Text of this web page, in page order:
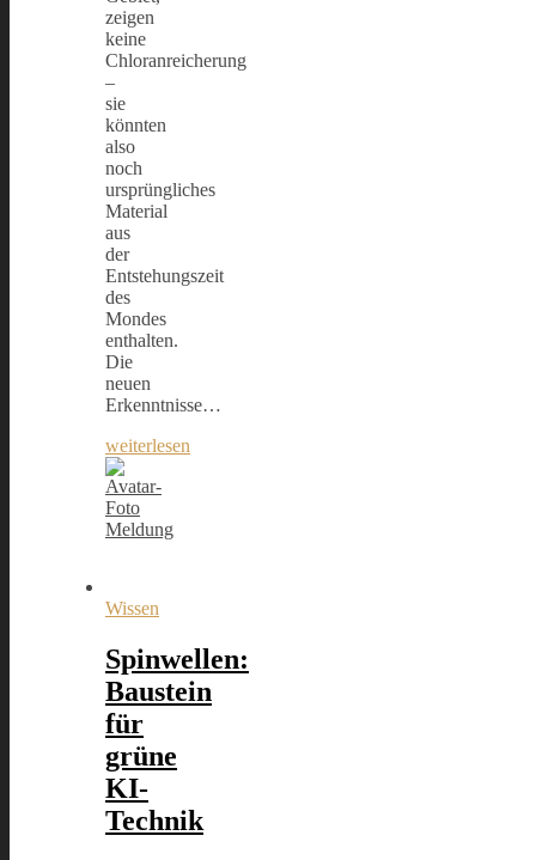
zeigen
keine
Chloranreicherung
–
sie
könnten
also
noch
ursprüngliches
Material
aus
der
Entstehungszeit
des
Mondes
enthalten.
Die
neuen
Erkenntnisse…
weiterlesen
Meldung
Wissen
Spinwellen:
Baustein
für
grüne
KI-
Technik